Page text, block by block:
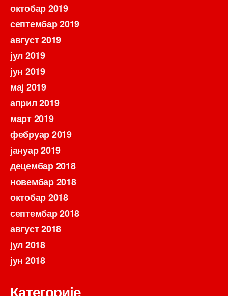
октобар 2019
септембар 2019
август 2019
јул 2019
јун 2019
мај 2019
април 2019
март 2019
фебруар 2019
јануар 2019
децембар 2018
новембар 2018
октобар 2018
септембар 2018
август 2018
јул 2018
јун 2018